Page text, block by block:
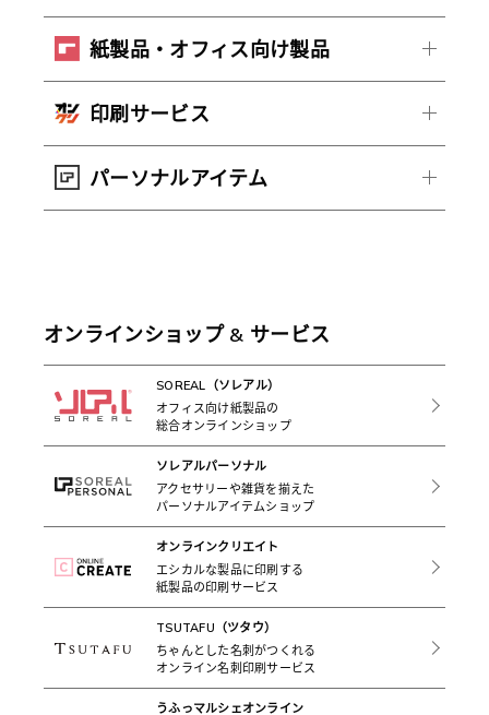
紙製品・オフィス向け製品
印刷サービス
パーソナルアイテム
オンラインショップ & サービス
SOREAL（ソレアル）
オフィス向け紙製品の
総合オンラインショップ
ソレアルパーソナル
アクセサリーや雑貨を揃えた
パーソナルアイテムショップ
オンラインクリエイト
エシカルな製品に印刷する
紙製品の印刷サービス
TSUTAFU（ツタウ）
ちゃんとした名刺がつくれる
オンライン名刺印刷サービス
うふっマルシェオンライン